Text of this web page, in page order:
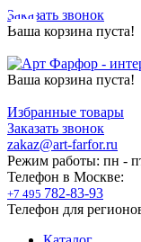
Заказать звонок
Ваша корзина пуста!
Ваша корзина пуста!
Избранные товары
Заказать звонок
zakaz@art-farfor.ru
Режим работы: пн -
Телефон в Москве:
+7 495 782-83-93
Телефон для